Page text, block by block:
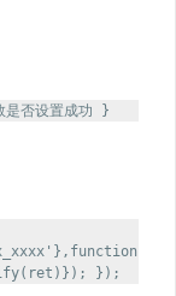
否设置成功 }
});